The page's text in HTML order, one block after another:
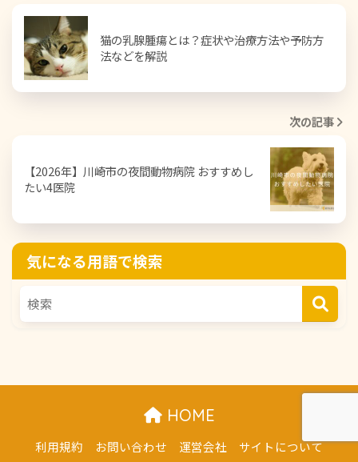
猫の乳腺腫瘍とは？症状や治療方法や予防方
法などを解説
次の記事
【2026年】川崎市の夜間動物病院 おすすめし
たい4医院
気になる用語で検索
HOME
利用規約 お問い合わせ 運営会社 サイトについて